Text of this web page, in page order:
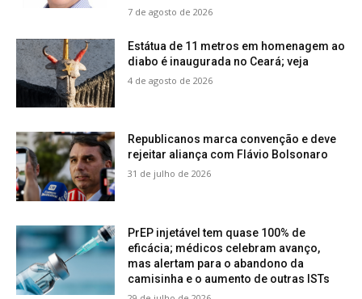
7 de agosto de 2026
Estátua de 11 metros em homenagem ao
diabo é inaugurada no Ceará; veja
4 de agosto de 2026
Republicanos marca convenção e deve
rejeitar aliança com Flávio Bolsonaro
31 de julho de 2026
PrEP injetável tem quase 100% de
eficácia; médicos celebram avanço,
mas alertam para o abandono da
camisinha e o aumento de outras ISTs